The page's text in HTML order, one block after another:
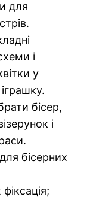
для
і
у
бісер,
і
бісерних